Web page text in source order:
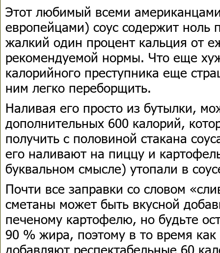
Этот любимый всеми
европейцами) соус содержит ноль
жалкий один процент кальция от
рекомендуемой нормы. Что еще
калорийного преступника еще
ним легко переборщить.
Наливая его просто из бутылки,
дополнительных 600 калорий,
получить с половиной стакана
его наливают на пиццу и
буквальном смысле) утопали в
Почти все заправки со словом
сметаны может быть вкусной
печеному картофелю, но будьте
90 % жира, поэтому в то время
добавляют респектабельные 60